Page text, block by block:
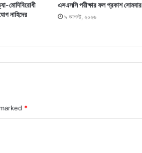
মোদিবিরোধী
নাহিদের
এসএসসি পরীক্ষার ফল প্রকাশ সোমবার
৯ আগস্ট, ২০২৬
*